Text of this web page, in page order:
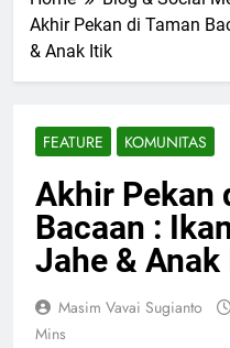
Akhir Pekan di Taman
& Anak Itik
FEATURE KOMUNITAS
Akhir Pekan
Bacaan :
Jahe &
Masim Vavai Sugianto
Mins